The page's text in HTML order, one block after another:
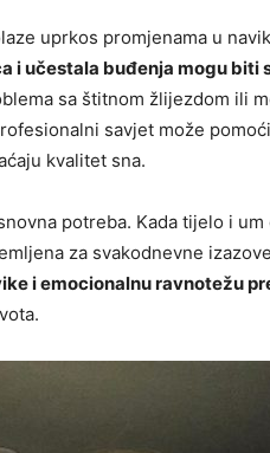
uprkos promjenama u
i učestala buđenja mogu biti
sa štitnom žlijezdom ili
savjet može
kvalitet sna.
potreba. Kada tijelo i
za svakodnevne
i emocionalnu ravnotežu